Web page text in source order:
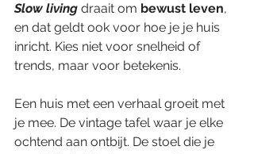
Slow living draait om bewust leven,
en dat geldt ook voor hoe je je huis
inricht. Kies niet voor snelheid of
trends, maar voor betekenis.
Een huis met een verhaal groeit met
je mee. De vintage tafel waar je elke
ochtend aan ontbijt. De stoel die je